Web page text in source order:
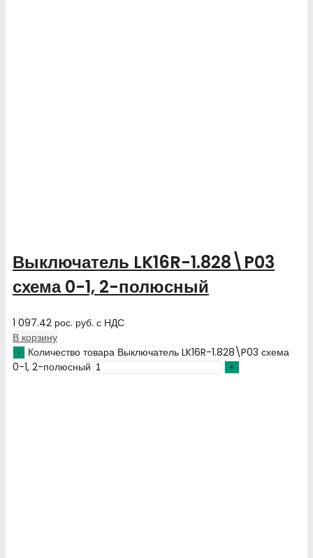
Выключатель LK16R-1.828\P03
схема 0-1, 2-полюсный
1 097.42 рос. руб. с НДС
В корзину
Количество товара Выключатель LK16R-1.828\P03 схема
0-1, 2-полюсный